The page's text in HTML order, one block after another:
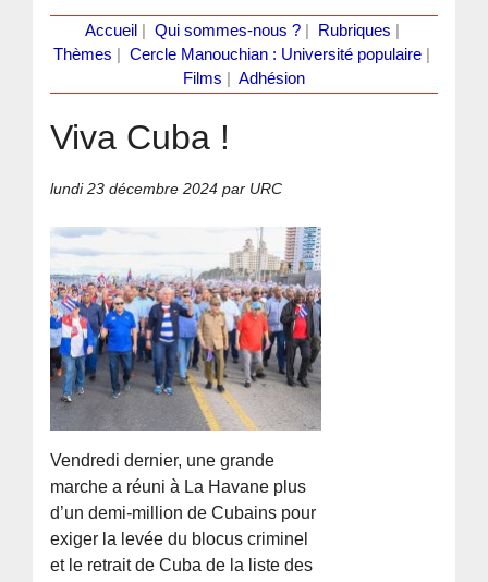
Accueil Qui sommes-nous ?| Rubriques
Thèmes
Cercle Manouchian : Université populaire
Films
Adhésion
Viva Cuba !
lundi 23 décembre 2024 par URC
Vendredi dernier, une grande
marche a réuni à La Havane plus
d’un demi-million de Cubains pour
exiger la levée du blocus criminel
et le retrait de Cuba de la liste des